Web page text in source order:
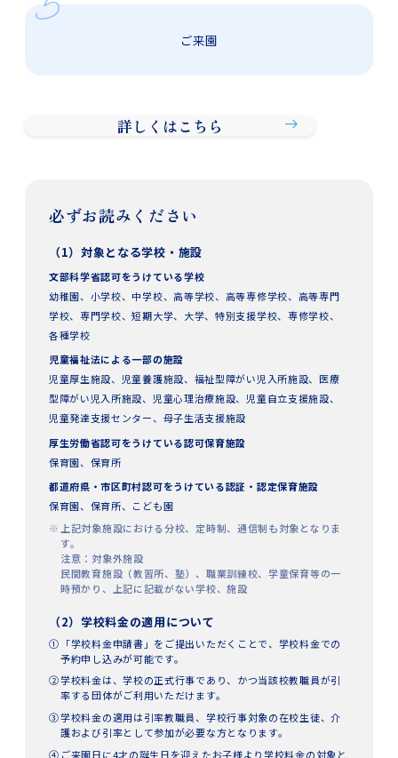
ご来園
詳しくはこちら
必ずお読みください
（1）対象となる学校・施設
文部科学省認可をうけている学校
幼稚園、小学校、中学校、高等学校、高等専修学校、高等専門
学校、専門学校、短期大学、大学、特別支援学校、専修学校、
各種学校
児童福祉法による一部の施設
児童厚生施設、児童養護施設、福祉型障がい児入所施設、医療
型障がい児入所施設、児童心理治療施設、児童自立支援施設、
児童発達支援センター、母子生活支援施設
厚生労働省認可をうけている認可保育施設
保育園、保育所
都道府県・市区町村認可をうけている認証・認定保育施設
保育園、保育所、こども園
上記対象施設における分校、定時制、通信制も対象となりま
す。
注意：対象外施設
民間教育施設（教習所、塾）、職業訓練校、学童保育等の一
時預かり、上記に記載がない学校、施設
（2）学校料金の適用について
「学校料金申請書」をご提出いただくことで、学校料金での
予約申し込みが可能です。
学校料金は、学校の正式行事であり、かつ当該校教職員が引
率する団体がご利用いただけます。
学校料金の適用は引率教職員、学校行事対象の在校生徒、介
護および引率として参加が必要な方となります。
ご来園日に4才の誕生日を迎えたお子様より学校料金の対象と